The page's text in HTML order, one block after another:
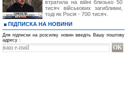
втратила на війні близько 50
тисяч військових загиблими,
тоді як Росія - 700 тисяч.
ПІДПИСКА НА НОВИНИ
Для підписки на розсилку новин введіть Вашу поштову
адресу :